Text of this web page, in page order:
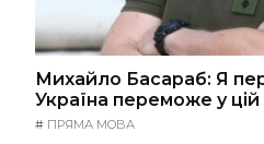
Михайло Басараб: Я
Україна переможе у цій
# ПРЯМА МОВА